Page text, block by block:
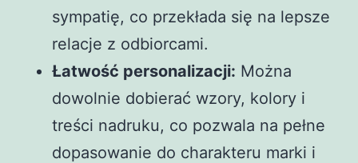
sympatię, co przekłada się na lepsze
relacje z odbiorcami.
Łatwość personalizacji: Można
dowolnie dobierać wzory, kolory i
treści nadruku, co pozwala na pełne
dopasowanie do charakteru marki i